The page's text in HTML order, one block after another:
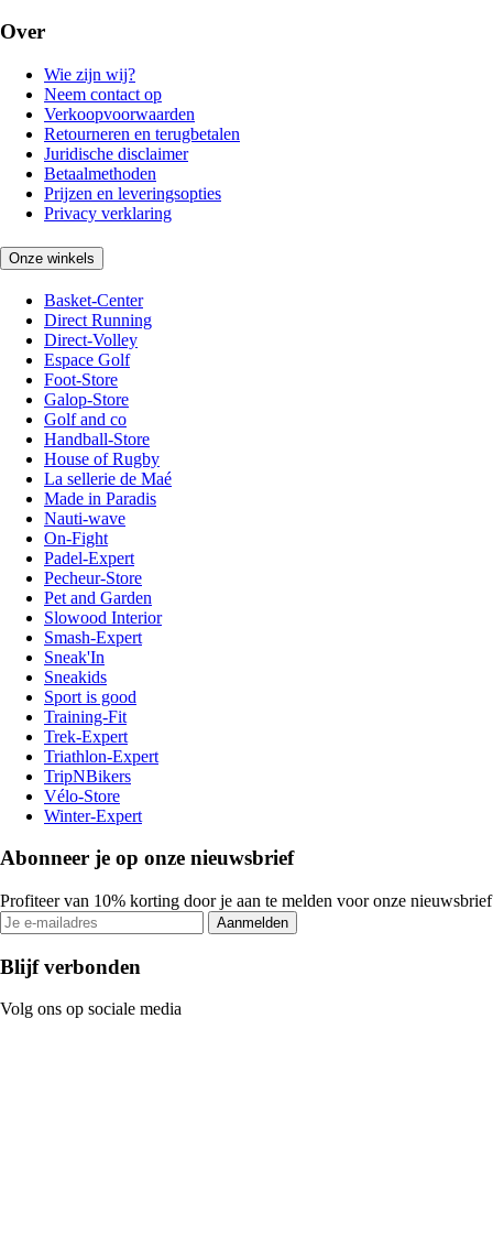
Over
Wie zijn wij?
Neem contact op
Verkoopvoorwaarden
Retourneren en terugbetalen
Juridische disclaimer
Betaalmethoden
Prijzen en leveringsopties
Privacy verklaring
Onze winkels
Basket-Center
Direct Running
Direct-Volley
Espace Golf
Foot-Store
Galop-Store
Golf and co
Handball-Store
House of Rugby
La sellerie de Maé
Made in Paradis
Nauti-wave
On-Fight
Padel-Expert
Pecheur-Store
Pet and Garden
Slowood Interior
Smash-Expert
Sneak'In
Sneakids
Sport is good
Training-Fit
Trek-Expert
Triathlon-Expert
TripNBikers
Vélo-Store
Winter-Expert
Abonneer je op onze nieuwsbrief
Profiteer van 10% korting door je aan te melden voor onze nieuwsbrief
Aanmelden
Blijf verbonden
Volg ons op sociale media